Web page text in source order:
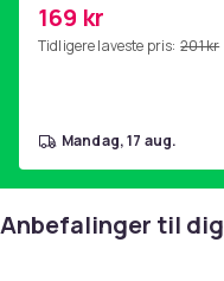
hjemmegymnastikk Pink
169 kr
Tidligere laveste pris: 201 kr
mandag, 17 aug.
Anbefalinger til dig